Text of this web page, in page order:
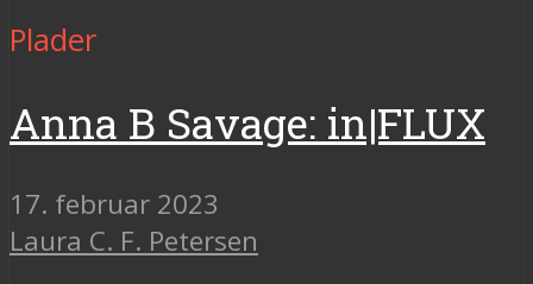
Plader
Anna B Savage: in​|​FLUX
17. februar 2023
Laura C. F. Petersen